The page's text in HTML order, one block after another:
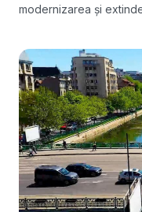
modernizarea și